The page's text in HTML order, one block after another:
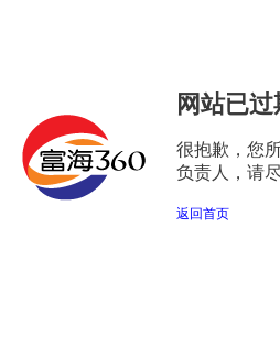
网站已
很抱歉，您
负责人，请
返回首页